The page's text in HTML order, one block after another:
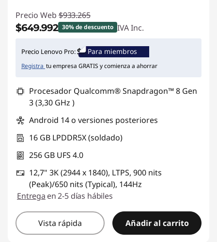
Precio Web $933.265
$649.992 30% de descuento IVA Inc.
Ahorros instantáneos :-$283.273
Precio Lenovo Pro: Para miembros
Registra tu empresa GRATIS y comienza a ahorrar
Procesador Qualcomm® Snapdragon™ 8 Gen
3 (3,30 GHz )
Android 14 o versiones posteriores
16 GB LPDDR5X (soldado)
256 GB UFS 4.0
12,7" 3K (2944 x 1840), LTPS, 900 nits
(Peak)/650 nits (Typical), 144Hz
Entrega en 2-5 días hábiles
Vista rápida Añadir al carrito